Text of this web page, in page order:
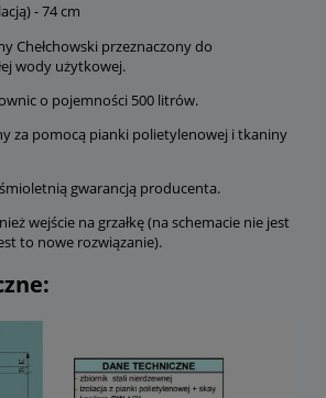
- 74 cm
Chełchowski przeznaczony do
wody użytkowej.
o pojemności 500 litrów.
za pomocą pianki polietylenowej i tkaniny
gwarancją producenta.
wejście na grzałkę (na schemacie nie jest
to nowe rozwiązanie).